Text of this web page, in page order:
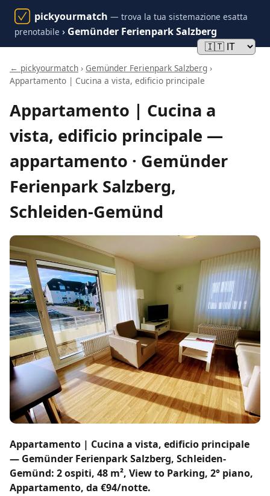
pickyourmatch — trova la tua sistemazione esatta
prenotabile › Gemünder Ferienpark Salzberg
← pickyourmatch › Gemünder Ferienpark Salzberg ›
Appartamento | Cucina a vista, edificio principale
Appartamento | Cucina a
vista, edificio principale —
appartamento · Gemünder
Ferienpark Salzberg,
Schleiden-Gemünd
Appartamento | Cucina a vista, edificio principale
— Gemünder Ferienpark Salzberg, Schleiden-
Gemünd: 2 ospiti, 48 m², View to Parking, 2° piano,
Appartamento, da €94/notte.